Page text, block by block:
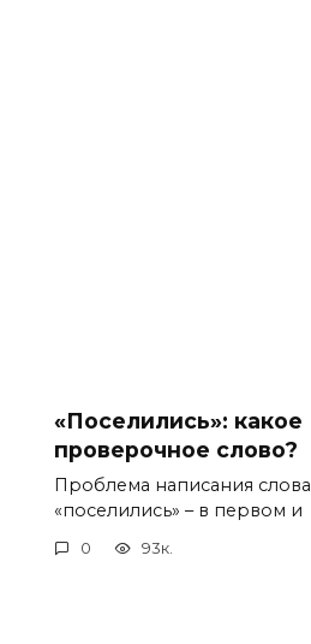
«Поселились»: какое
проверочное слово?
Проблема написания слова
«поселились» – в первом и
0 93к.